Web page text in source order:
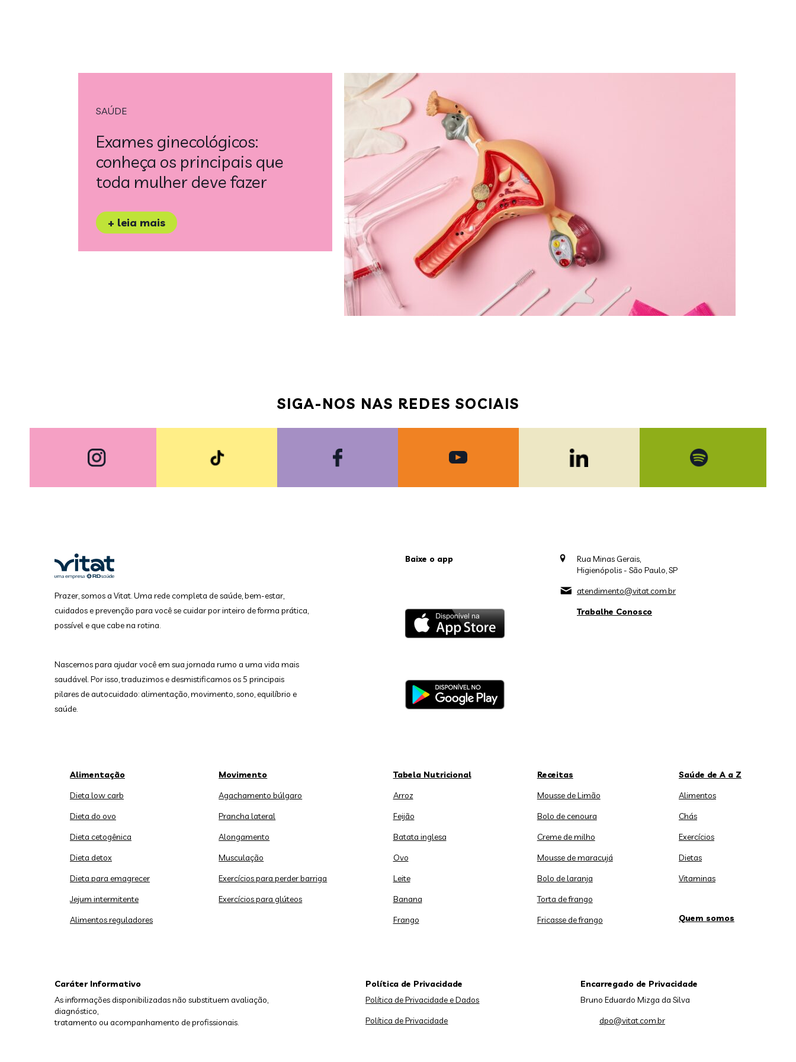
SAÚDE
Exames ginecológicos:
conheça os principais que
toda mulher deve fazer
+ leia mais
SIGA-NOS NAS REDES SOCIAIS
Prazer, somos a Vitat. Uma rede completa de saúde, bem-estar,
cuidados e prevenção para você se cuidar por inteiro de forma prática,
possível e que cabe na rotina.
Nascemos para ajudar você em sua jornada rumo a uma vida mais
saudável. Por isso, traduzimos e desmistificamos os 5 principais
pilares de autocuidado: alimentação, movimento, sono, equilíbrio e
saúde.
Baixe o app
Rua Minas Gerais,
Higienópolis - São Paulo, SP
atendimento@vitat.com.br
Trabalhe Conosco
Alimentação
Dieta low carb
Dieta do ovo
Dieta cetogênica
Dieta detox
Dieta para emagrecer
Jejum intermitente
Alimentos reguladores
Movimento
Agachamento búlgaro
Prancha lateral
Alongamento
Musculação
Exercícios para perder barriga
Exercícios para glúteos
Tabela Nutricional
Arroz
Feijão
Batata inglesa
Ovo
Leite
Banana
Frango
Receitas
Mousse de Limão
Bolo de cenoura
Creme de milho
Mousse de maracujá
Bolo de laranja
Torta de frango
Fricasse de frango
Saúde de A a Z
Alimentos
Chás
Exercícios
Dietas
Vitaminas
Quem somos
Caráter Informativo
As informações disponibilizadas não substituem avaliação,
diagnóstico,
tratamento ou acompanhamento de profissionais.
Política de Privacidade
Política de Privacidade e Dados
Política de Privacidade
Encarregado de Privacidade
Bruno Eduardo Mizga da Silva
dpo@vitat.com.br